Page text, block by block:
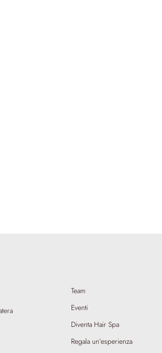
Team
Eventi
Diventa Hair Spa
Regala un’esperienza